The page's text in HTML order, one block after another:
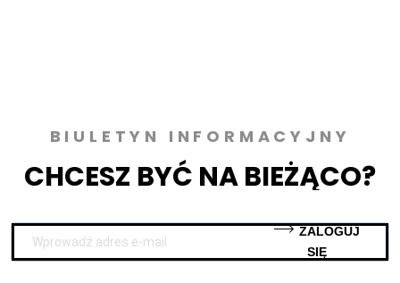
BIULETYN INFORMACYJNY
CHCESZ BYĆ NA BIEŻĄCO?
SIĘ